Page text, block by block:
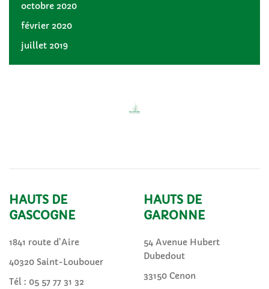
octobre 2020
février 2020
juillet 2019
HAUTS DE
GASCOGNE
1841 route d'Aire
40320 Saint-Loubouer
Tél : 05 57 77 31 32
HAUTS DE
GARONNE
54 Avenue Hubert
Dubedout
33150 Cenon